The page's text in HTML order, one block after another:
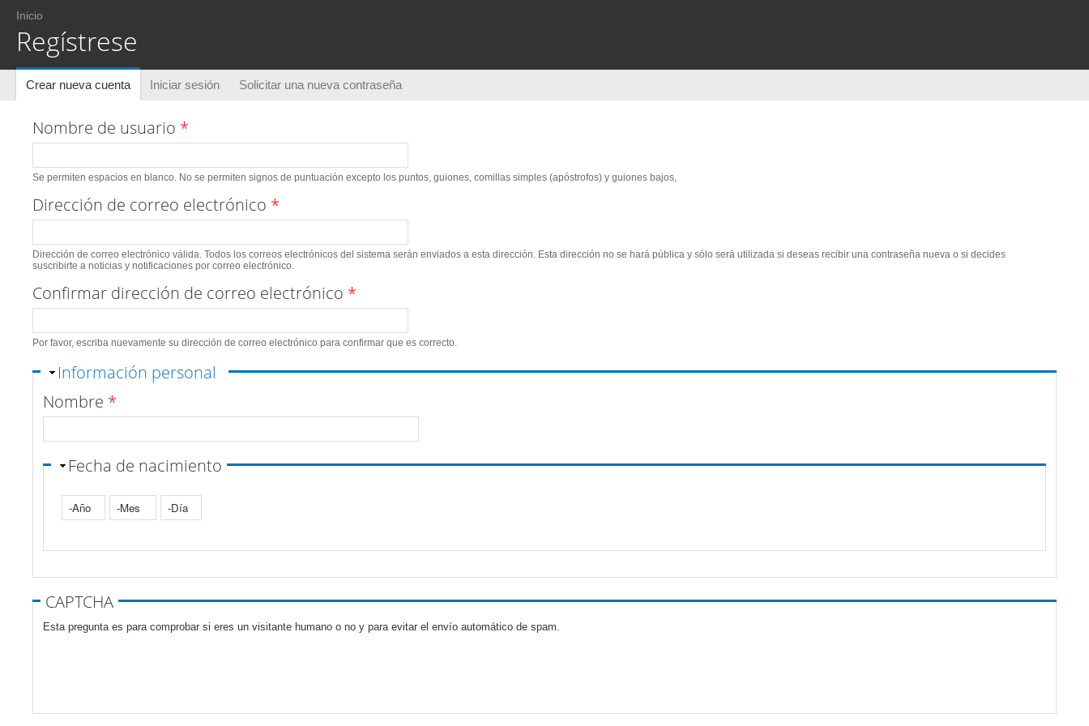
Usted está aquí
Inicio
Regístrese
Solapas principales
Crear nueva cuenta (solapa activa)
Iniciar sesión Solicitar una nueva contraseña
Nombre de usuario *
Se permiten espacios en blanco. No se permiten signos de puntuación excepto los puntos, guiones, comillas simples (apóstrofos) y guiones bajos,
Dirección de correo electrónico *
Dirección de correo electrónico válida. Todos los correos electrónicos del sistema serán enviados a esta dirección. Esta dirección no se hará pública y sólo será utilizada si deseas recibir una contraseña nueva o si decides
suscribirte a noticias y notificaciones por correo electrónico.
Confirmar dirección de correo electrónico *
Por favor, escriba nuevamente su dirección de correo electrónico para confirmar que es correcto.
Ocultar
Información personal
Nombre *
Fecha de nacimiento
Año
Mes Día
Pestañas verticales
CAPTCHA
Esta pregunta es para comprobar si eres un visitante humano o no y para evitar el envío automático de spam.